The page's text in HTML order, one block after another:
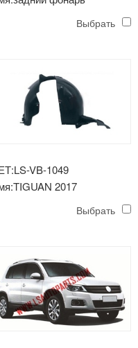
Выбрать
VB-1049
2017
Выбрать